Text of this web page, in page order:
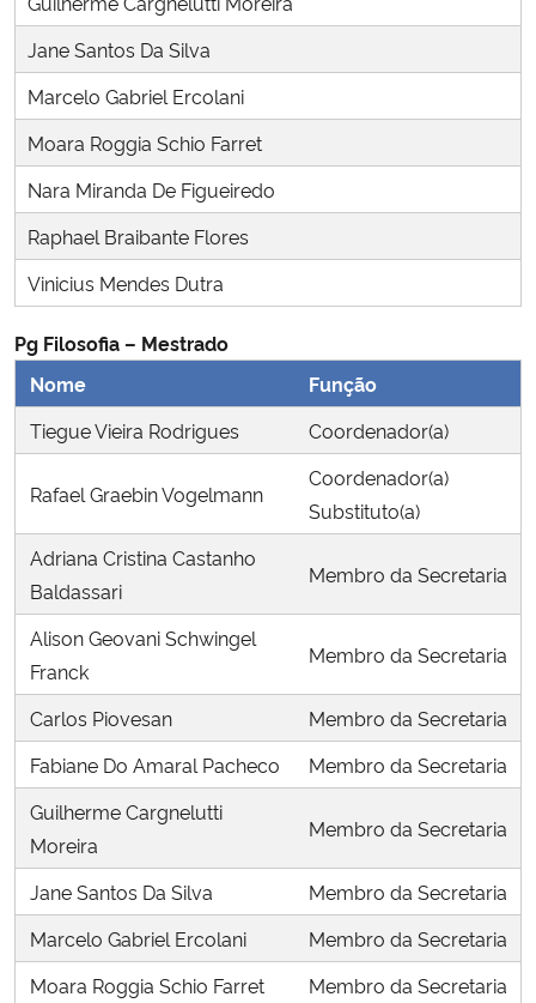
Ministério da Cidadania
Ministério de Minas e Energia
Ministério da Ciência, Tecnologia, Inovações e Comunicações
Ministério do Meio Ambiente
Ministério do Turismo
Secretaria-Geral
Gabinete de Segurança Institucional
Banco Central do Brasil
Jane Santos Da Silva
Marcelo Gabriel Ercolani
Moara Roggia Schio Farret
Nara Miranda De Figueiredo
Raphael Braibante Flores
Vinicius Mendes Dutra
Pg Filosofia – Mestrado
Nome
Função
Tiegue Vieira Rodrigues
Coordenador(a)
Rafael Graebin Vogelmann
Coordenador(a)
Substituto(a)
Adriana Cristina Castanho
Baldassari
Membro da Secretaria
Alison Geovani Schwingel
Franck
Membro da Secretaria
Carlos Piovesan
Membro da Secretaria
Fabiane Do Amaral Pacheco
Membro da Secretaria
Guilherme Cargnelutti
Moreira
Membro da Secretaria
Jane Santos Da Silva
Membro da Secretaria
Marcelo Gabriel Ercolani
Membro da Secretaria
Moara Roggia Schio Farret
Membro da Secretaria